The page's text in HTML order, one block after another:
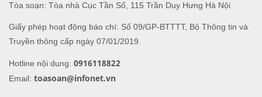
Tòa soạn: Tòa nhà Cục Tần Số, 115 Trần Duy Hưng Hà Nội
Giấy phép hoạt động báo chí: Số 09/GP-BTTTT, Bộ Thông tin và
Truyền thông cấp ngày 07/01/2019.
Hotline nội dung: 0916118822
Email: toasoan@infonet.vn